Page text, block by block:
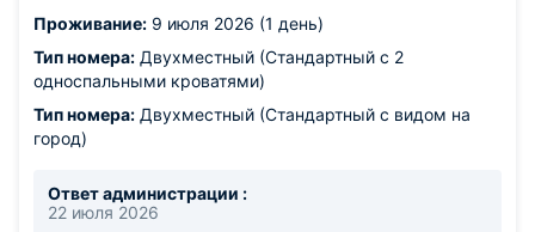
Проживание: 9 июля 2026 (1 день)
Тип номера: Двухместный (Стандартный с 2
односпальными кроватями)
Тип номера: Двухместный (Стандартный с видом на
город)
Ответ администрации :
22 июля 2026